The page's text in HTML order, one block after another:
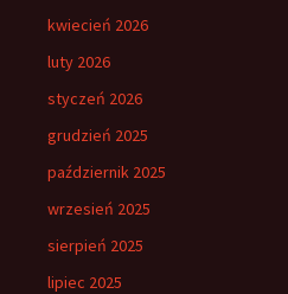
kwiecień 2026
luty 2026
styczeń 2026
grudzień 2025
październik 2025
wrzesień 2025
sierpień 2025
lipiec 2025